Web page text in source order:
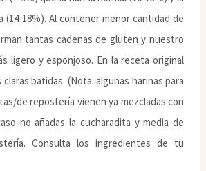
(14-18%). Al contener menor cantidad de
tantas cadenas de gluten y nuestro
ligero y esponjoso. En la receta original
batidas. (Nota: algunas harinas para
de repostería vienen ya mezcladas con
no añadas la cucharadita y media de
Consulta los ingredientes de tu